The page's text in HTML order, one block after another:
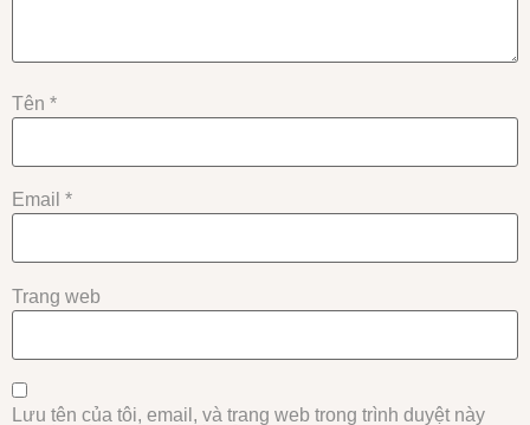
Tên *
Email *
Trang web
Lưu tên của tôi, email, và trang web trong trình duyệt này